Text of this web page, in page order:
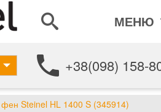
МЕНЮ
+38(098) 158-
фен Steinel HL 1400 S (345914)